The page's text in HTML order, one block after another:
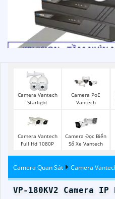
Camera Vantech
Starlight
Camera PoE
Vantech
Camera Vantech
Full Hd 1080P
Camera Đọc Biển
Số Xe Vantech
Camera Quan Sát Camera
VP-180KV2 Camera IP